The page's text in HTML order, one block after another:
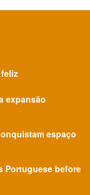
expansão
espaço
Portuguese before